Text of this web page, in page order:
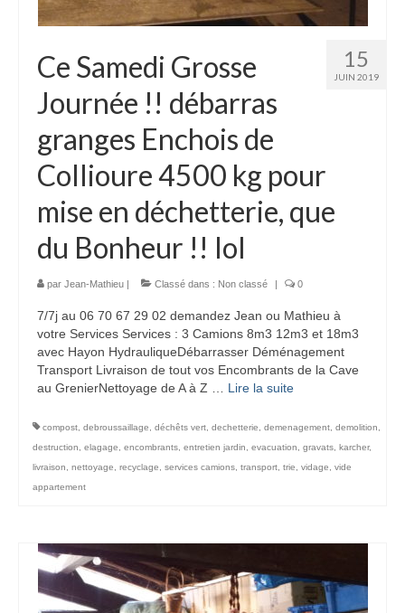
15
JUIN 2019
Ce Samedi Grosse
Journée !! débarras
granges Enchois de
Collioure 4500 kg pour
mise en déchetterie, que
du Bonheur !! lol
par Jean-Mathieu | Classé dans : Non classé | 0
7/7j au 06 70 67 29 02 demandez Jean ou Mathieu à
votre Services Services : 3 Camions 8m3 12m3 et 18m3
avec Hayon HydrauliqueDébarrasser Déménagement
Transport Livraison de tout vos Encombrants de la Cave
au GrenierNettoyage de A à Z … Lire la suite­­
compost debroussaillage déchêts vert dechetterie demenagement demolition
destruction
elagage encombrants entretien jardin evacuation gravats karcher,
livraison
nettoyage recyclage services camions transport trie vidage
vide
appartement